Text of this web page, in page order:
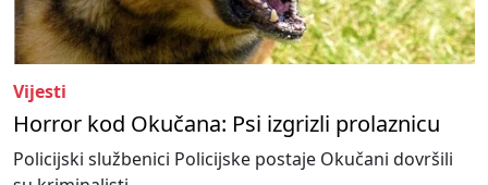
Vijesti
Horror kod Okučana: Psi izgrizli prolaznicu
Policijski službenici Policijske postaje Okučani dovršili